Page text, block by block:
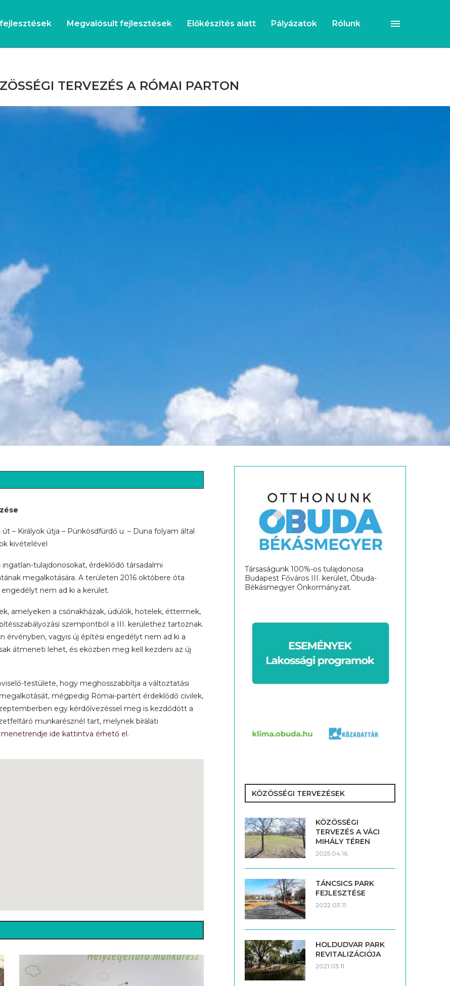
Megvalósult fejlesztések Előkészítés alatt Pályázatok Rólunk
TERVEZÉS A RÓMAI PARTON
– Királyok útja – Pünkösdfürdő u. – Duna folyam által
kivételével
tulajdonosokat, érdeklődő társadalmi
megalkotására. A területen 2016 októbere óta
nem ad ki a kerület.
amelyeken a csónakházak, üdülők, hotelek, éttermek,
szempontból a III. kerülethez tartoznak.
érvényben, vagyis új építési engedélyt nem ad ki a
átmeneti lehet, és eközben meg kell kezdeni az új
testülete, hogy meghosszabbítja a változtatási
mégpedig Római-partért érdeklődő civilek,
egy kérdőívezéssel meg is kezdődött a
munkarésznél tart, melynek bírálati
menetrendje ide kattintva érhető el.
Társaságunk 100%-os tulajdonosa
Budapest Főváros III. kerület, Óbuda-
Békásmegyer Önkormányzat.
KÖZÖSSÉGI TERVEZÉSEK
KÖZÖSSÉGI
TERVEZÉS A VÁCI
MIHÁLY TÉREN
2025.04.16.
TÁNCSICS PARK
FEJLESZTÉSE
2022.03.11.
HOLDUDVAR PARK
REVITALIZÁCIÓJA
2021.03.11.